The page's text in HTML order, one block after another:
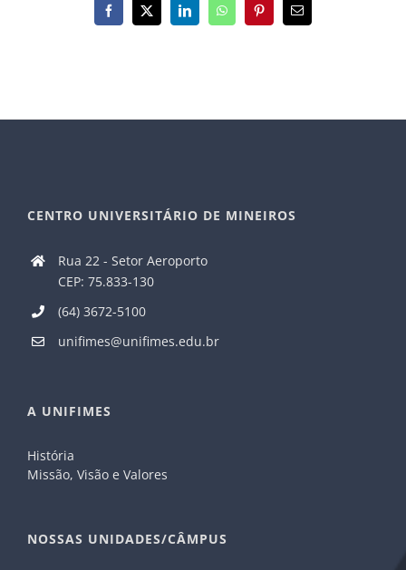
Facebook
X LinkedInWhatsAppPinterest
E-
mail
CENTRO UNIVERSITÁRIO DE MINEIROS
Rua 22 - Setor Aeroporto
CEP: 75.833-130
(64) 3672-5100
unifimes@unifimes.edu.br
A UNIFIMES
História
Missão, Visão e Valores
NOSSAS UNIDADES/CÂMPUS